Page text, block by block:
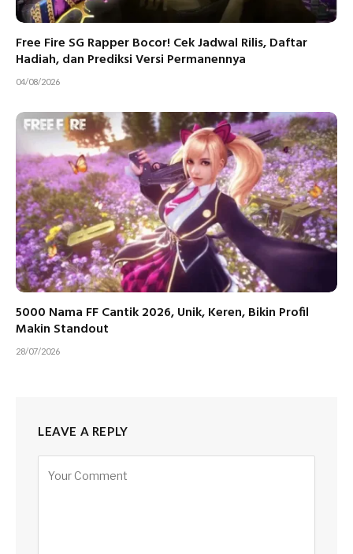
Free Fire SG Rapper Bocor! Cek Jadwal Rilis, Daftar
Hadiah, dan Prediksi Versi Permanennya
04/08/2026
5000 Nama FF Cantik 2026, Unik, Keren, Bikin Profil
Makin Standout
28/07/2026
LEAVE A REPLY